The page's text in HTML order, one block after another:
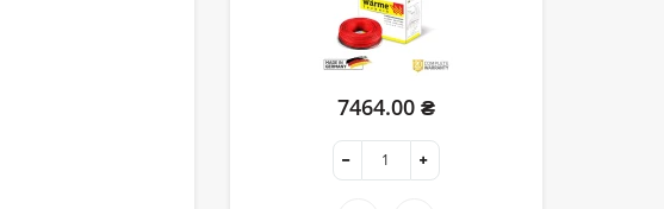
7464.00 ₴